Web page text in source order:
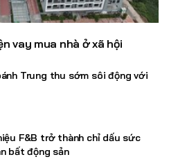
vay mua nhà ở xã hội
Trung thu sớm sôi động với
F&B trở thành chỉ dấu sức
bất động sản